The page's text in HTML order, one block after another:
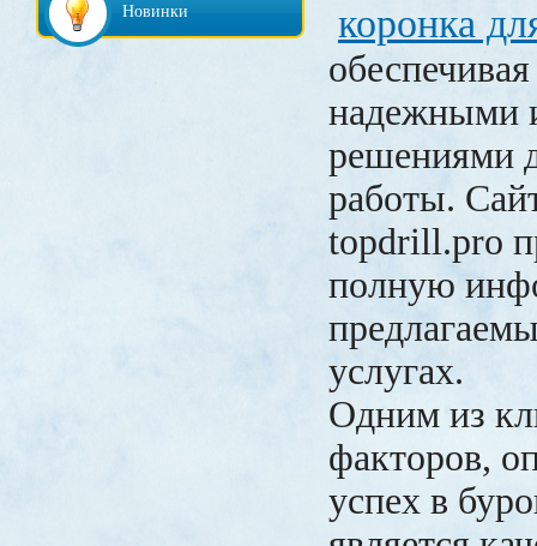
Новинки коронка
надежными
решениями
работы.
topdrill.pro
полную
услугах.
Одним из
факторов,
успех в